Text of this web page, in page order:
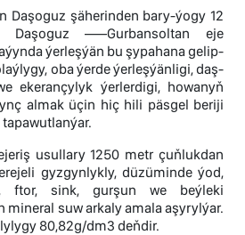
Daşoguz şäherinden bary-ýogy 12
Daşoguz —–Gurbansoltan eje
ýerleşýän bu şypahana gelip-
oba ýerde ýerleşýänligi, daş-
ekerançylyk ýerlerdigi, howanyň
almak üçin hiç hili päsgel beriji
usullary 1250 metr çuňlukdan
gyzgynlykly, düzüminde ýod,
ftor, sink, gurşun we beýleki
mineral suw arkaly amala aşyrylýar.
80,82g/dm3 deňdir.